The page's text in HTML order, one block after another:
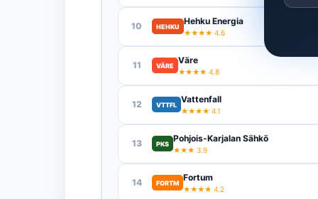
10 HEHKU
Hehku Energia
★★★★ 4.6
11 VÄRE
Väre
★★★★ 4.8
12 VTTFL
Vattenfall
★★★★ 4.1
13 PKS
Pohjois-Karjalan Sähkö
★★★ 3.9
14 FORTM
Fortum
★★★★ 4.2